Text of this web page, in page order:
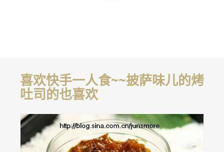
喜欢快手一人食~~披萨味儿的烤
吐司的也喜欢